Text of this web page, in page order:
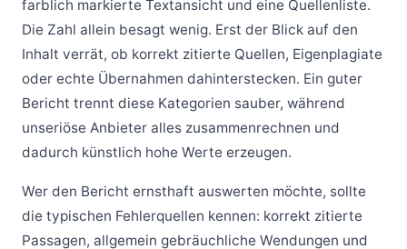
farblich markierte Textansicht und eine Quellenliste.
Die Zahl allein besagt wenig. Erst der Blick auf den
Inhalt verrät, ob korrekt zitierte Quellen, Eigenplagiate
oder echte Übernahmen dahinterstecken. Ein guter
Bericht trennt diese Kategorien sauber, während
unseriöse Anbieter alles zusammenrechnen und
dadurch künstlich hohe Werte erzeugen.
Wer den Bericht ernsthaft auswerten möchte, sollte
die typischen Fehlerquellen kennen: korrekt zitierte
Passagen, allgemein gebräuchliche Wendungen und